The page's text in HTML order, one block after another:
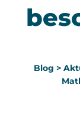
Blog >